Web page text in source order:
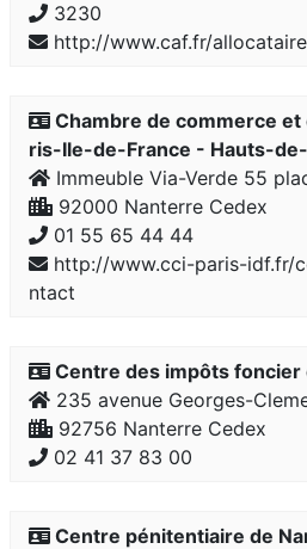
3230
http://www.caf.fr/
Chambre de commerce
ris-Ile-de-France - Hauts-
Immeuble Via-Verde 55
92000 Nanterre Cedex
01 55 65 44 44
http://www.cci-paris-idf.fr/
ntact
Centre des impôts foncier
235 avenue Georges-
92756 Nanterre Cedex
02 41 37 83 00
Centre pénitentiaire de